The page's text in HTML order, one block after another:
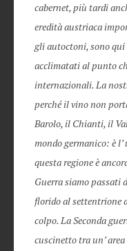
cabernet, più tardi
eredità austriaca
gli autoctoni, sono qui
acclimatati al punto
internazionali. La
perché il vino non
Barolo, il Chianti, il
mondo germanico: è
questa regione è
Guerra siamo passati
florido al settentrione
colpo. La Seconda
cuscinetto tra un’